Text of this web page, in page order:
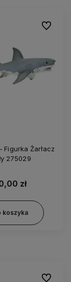
Figurka Żarłacz
275029
zł
koszyka
Do
Do